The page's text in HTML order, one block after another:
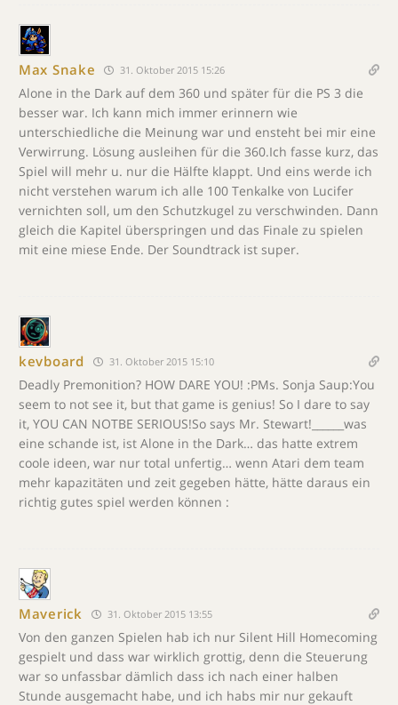
Max Snake 31. Oktober 2015 15:26
Alone in the Dark auf dem 360 und später für die PS 3 die
besser war. Ich kann mich immer erinnern wie
unterschiedliche die Meinung war und ensteht bei mir eine
Verwirrung. Lösung ausleihen für die 360.Ich fasse kurz, das
Spiel will mehr u. nur die Hälfte klappt. Und eins werde ich
nicht verstehen warum ich alle 100 Tenkalke von Lucifer
vernichten soll, um den Schutzkugel zu verschwinden. Dann
gleich die Kapitel überspringen und das Finale zu spielen
mit eine miese Ende. Der Soundtrack ist super.
kevboard 31. Oktober 2015 15:10
Deadly Premonition? HOW DARE YOU! :PMs. Sonja Saup:You
seem to not see it, but that game is genius! So I dare to say
it, YOU CAN NOTBE SERIOUS!So says Mr. Stewart!______was
eine schande ist, ist Alone in the Dark… das hatte extrem
coole ideen, war nur total unfertig… wenn Atari dem team
mehr kapazitäten und zeit gegeben hätte, hätte daraus ein
richtig gutes spiel werden können :
Maverick 31. Oktober 2015 13:55
Von den ganzen Spielen hab ich nur Silent Hill Homecoming
gespielt und dass war wirklich grottig, denn die Steuerung
war so unfassbar dämlich dass ich nach einer halben
Stunde ausgemacht habe, und ich habs mir nur gekauft